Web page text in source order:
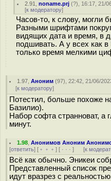
2.91 ,noname.prj (?), 16:17, 21/
[к модератору]
Часов-то, к слову, могли
Разными шрифтами
видящих дата и время, в
подшивать. А у всех как
только время мелкими
1.97 ,Аноним (97), 22:42, 21/06/
[к модератору]
Потестил, больше похоже
Базилио).
Набор софта странноват, а
минут.
1.98 ,Анонимов Аноним
[ответить] [ ﹢﹢﹢ ] [ · · · ] [к
Всё как обычно. Эникеи
Представленный список
идут вразрез с